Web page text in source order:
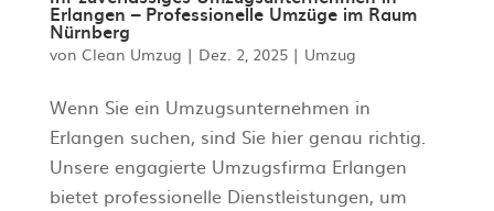
Erlangen – Professionelle Umzüge im Raum
Nürnberg
von Clean Umzug | Dez. 2, 2025| Umzug
Wenn Sie ein Umzugsunternehmen in
Erlangen suchen, sind Sie hier genau richtig.
Unsere engagierte Umzugsfirma Erlangen
bietet professionelle Dienstleistungen, um